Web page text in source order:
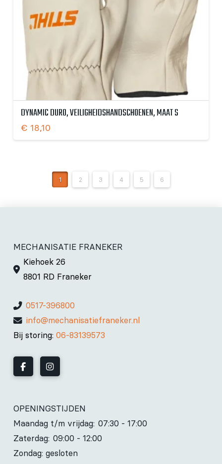
DYNAMIC DURO, VEILIGHEIDSHANDSCHOENEN, MAAT S
€ 18,10
1 2 3 4 5 6
MECHANISATIE FRANEKER
Kiehoek 26
8801 RD Franeker
0517-396800
info@mechanisatiefraneker.nl
Bij storing: 06-83139573
OPENINGSTIJDEN
Maandag t/m vrijdag: 07:30 - 17:00
Zaterdag: 09:00 - 12:00
Zondag: gesloten